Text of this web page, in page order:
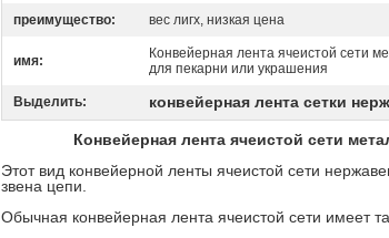
преимущество: вес лигх, низкая цена
имя:
Конвейерная лента ячеистой сети
для пекарни или украшения
Выделить: конвейерная лента сетки
Конвейерная лента ячеистой сети
Этот вид конвейерной ленты ячеистой сети
звена цепи.
Обычная конвейерная лента ячеистой сети имеет